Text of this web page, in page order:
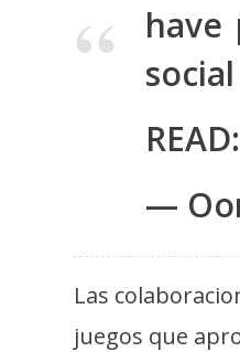
t
a
l
i
have
READ:
—
Las
juegos que